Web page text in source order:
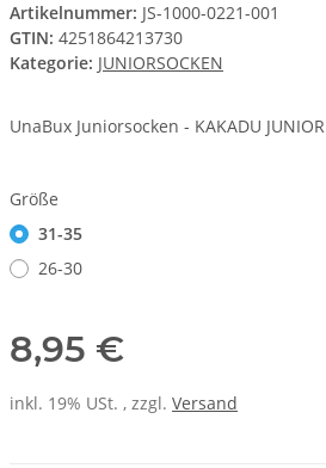
Artikelnummer: JS-1000-0221-001
GTIN: 4251864213730
Kategorie: JUNIORSOCKEN
UnaBux Juniorsocken - KAKADU JUNIOR
Größe
31-35
26-30
8,95 €
inkl. 19% USt. , zzgl. Versand